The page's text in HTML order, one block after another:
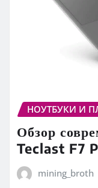
НОУТБУКИ И
Обзор
Teclast F7
mining_broth